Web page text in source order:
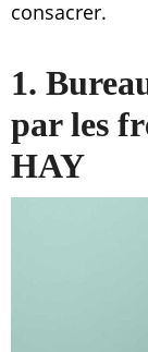
consacrer.
1.
par les
HAY